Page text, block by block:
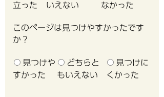
立った
いえない
なかった
このページは見つけやすかったです
か？
見つけや
すかった
どちらと
もいえない
見つけに
くかった